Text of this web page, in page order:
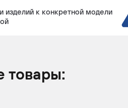
к конкретной модели
товары: